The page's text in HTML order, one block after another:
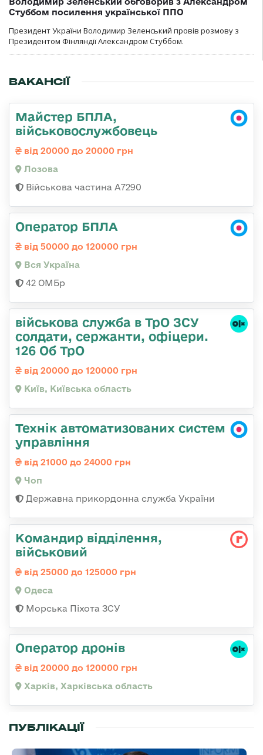
Стуббом посилення української ППО
Президент України Володимир Зеленський провів розмову з
Президентом Фінляндії Александром Стуббом.
ВАКАНСІЇ
Майстер БПЛА,
військовослужбовець
від 20000 до 20000 грн
Лозова
Військова частина А7290
Оператор БПЛА
від 50000 до 120000 грн
Вся Україна
42 ОМБр
військова служба в ТрО ЗСУ
солдати, сержанти, офіцери.
126 Об ТрО
від 20000 до 120000 грн
Київ, Київська область
Технік автоматизованих систем
управління
від 21000 до 24000 грн
Чоп
Державна прикордонна служба України
Командир відділення,
військовий
від 25000 до 125000 грн
Одеса
Морська Піхота ЗСУ
Оператор дронів
від 20000 до 120000 грн
Харків, Харківська область
ПУБЛІКАЦІЇ